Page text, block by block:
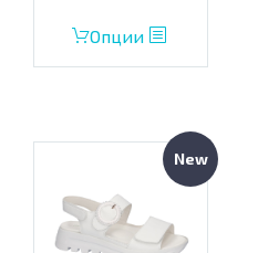
Опции
This
product
variants.
options
may
New